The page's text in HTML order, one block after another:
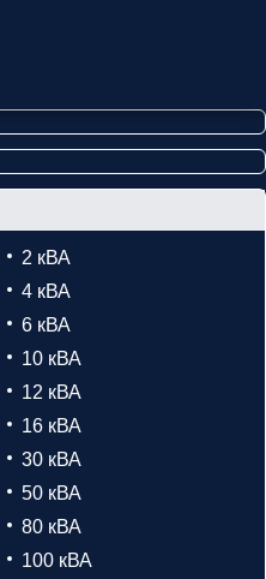
2 кВА
4 кВА
6 кВА
10 кВА
12 кВА
16 кВА
30 кВА
50 кВА
80 кВА
100 кВА